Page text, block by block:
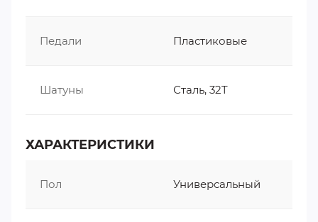
Педали Пластиковые
Шатуны Сталь, 32T
ХАРАКТЕРИСТИКИ
Пол Универсальный